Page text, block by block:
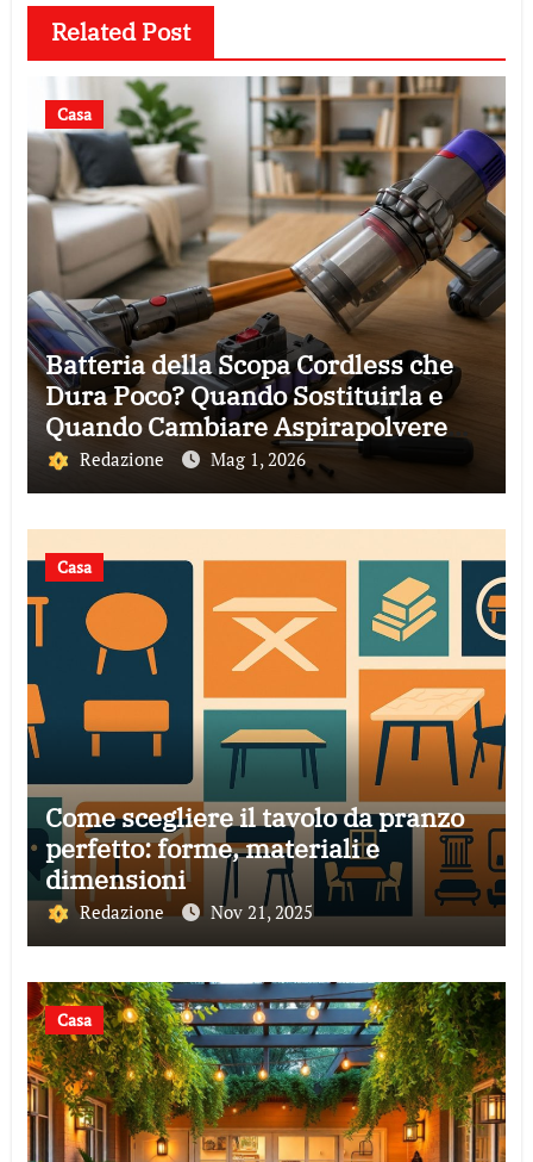
Related Post
Casa
Batteria della Scopa Cordless che
Dura Poco? Quando Sostituirla e
Quando Cambiare Aspirapolvere
(Guida 2026)
Redazione Mag 1, 2026
Casa
Come scegliere il tavolo da pranzo
perfetto: forme, materiali e
dimensioni
Redazione Nov 21, 2025
Casa